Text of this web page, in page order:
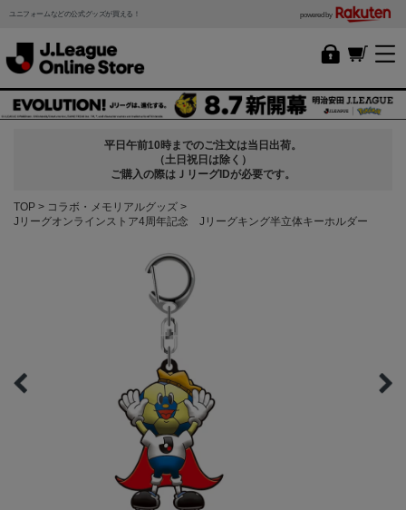
ユニフォームなどの公式グッズが買える！ powered by
平日午前10時までのご注文は当日出荷。
（土日祝日は除く）
ご購入の際はＪリーグIDが必要です。
TOP
コラボ・メモリアルグッズ
Jリーグオンラインストア4周年記念 Jリーグキング半立体キーホルダー